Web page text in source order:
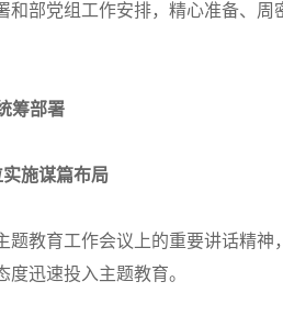
部党组工作安排，精心准备、周
筹部署
实施谋篇布局
教育工作会议上的重要讲话精神
迅速投入主题教育。